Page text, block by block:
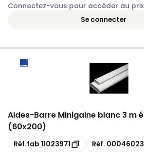
Connectez-vous pour accéder au
Se connecter
Aldes-Barre Minigaine blanc 3 m
(60x200)
Copie
Réf.fab 11023971 Copie
Réf.